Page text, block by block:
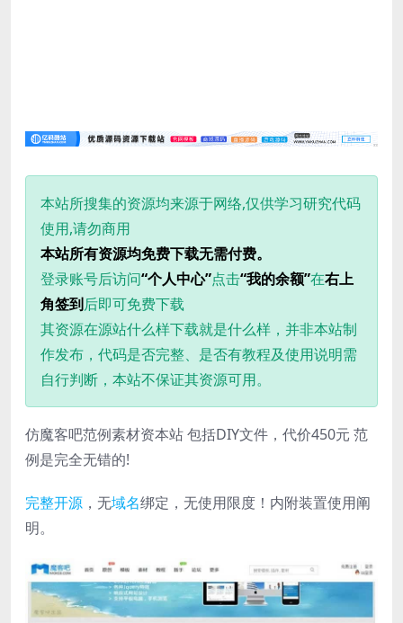
本站所搜集的资源均来源于网络,仅供学习研究代码
使用,请勿商用
本站所有资源均免费下载无需付费。
登录账号后访问“个人中心”点击“我的余额”在右上
角签到后即可免费下载
其资源在源站什么样下载就是什么样，并非本站制
作发布，代码是否完整、是否有教程及使用说明需
自行判断，本站不保证其资源可用。
仿魔客吧范例素材资本站 包括DIY文件，代价450元 范
例是完全无错的!
完整开源 ，无域名绑定，无使用限度！内附装置使用阐
明。